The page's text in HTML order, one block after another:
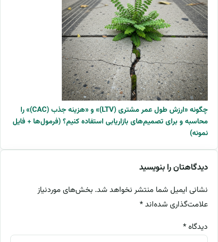
چگونه «ارزش طول عمر مشتری (LTV)» و «هزینه جذب (CAC)» را
محاسبه و برای تصمیم‌های بازاریابی استفاده کنیم؟ (فرمول‌ها + فایل
نمونه)
دیدگاهتان را بنویسید
نشانی ایمیل شما منتشر نخواهد شد. بخش‌های موردنیاز
علامت‌گذاری شده‌اند*
دیدگاه*